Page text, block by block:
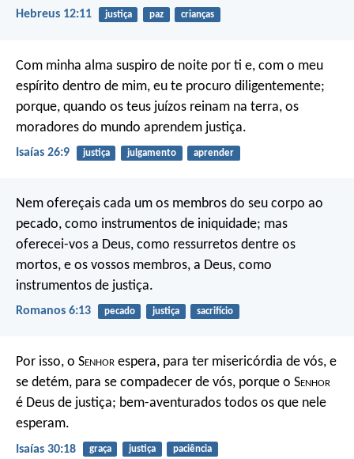
Hebreus 12:11 justiça paz crianças
Com minha alma suspiro de noite por ti e, com o meu
espírito dentro de mim, eu te procuro diligentemente;
porque, quando os teus juízos reinam na terra, os
moradores do mundo aprendem justiça.
Isaías 26:9 justiça julgamento aprender
Nem ofereçais cada um os membros do seu corpo ao
pecado, como instrumentos de iniquidade; mas
oferecei-vos a Deus, como ressurretos dentre os
mortos, e os vossos membros, a Deus, como
instrumentos de justiça.
Romanos 6:13 pecado justiça sacrifício
Por isso, o Senhor espera, para ter misericórdia de vós, e
se detém, para se compadecer de vós, porque o Senhor
é Deus de justiça; bem-aventurados todos os que nele
esperam.
Isaías 30:18 graça justiça paciência